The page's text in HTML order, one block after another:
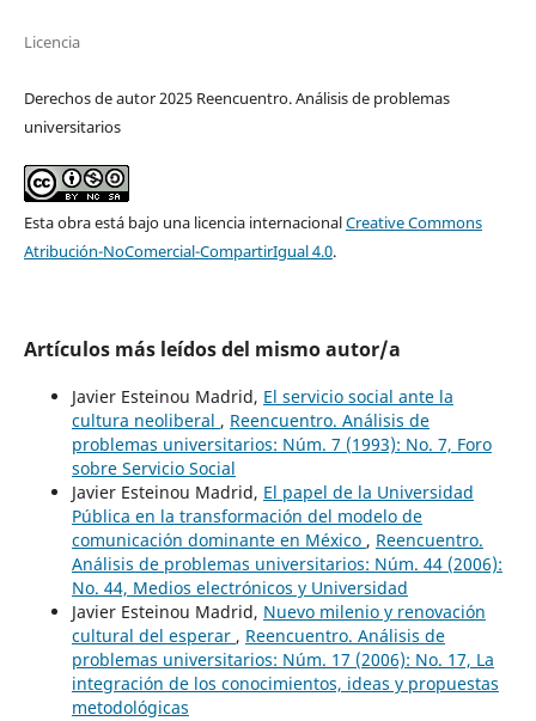
Licencia
Derechos de autor 2025 Reencuentro. Análisis de problemas
universitarios
Esta obra está bajo una licencia internacionalCreative Commons
Atribución-NoComercial-CompartirIgual 4.0.
Artículos más leídos del mismo autor/a
Javier Esteinou Madrid, El servicio social ante la
cultura neoliberal , Reencuentro. Análisis de
problemas universitarios: Núm. 7 (1993): No. 7, Foro
sobre Servicio Social
Javier Esteinou Madrid, El papel de la Universidad
Pública en la transformación del modelo de
comunicación dominante en México , Reencuentro.
Análisis de problemas universitarios: Núm. 44 (2006):
No. 44, Medios electrónicos y Universidad
Javier Esteinou Madrid, Nuevo milenio y renovación
cultural del esperar , Reencuentro. Análisis de
problemas universitarios: Núm. 17 (2006): No. 17, La
integración de los conocimientos, ideas y propuestas
metodológicas